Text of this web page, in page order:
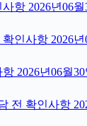
항 2026년06월
인사항 2026년
2026년06월30
전 확인사항